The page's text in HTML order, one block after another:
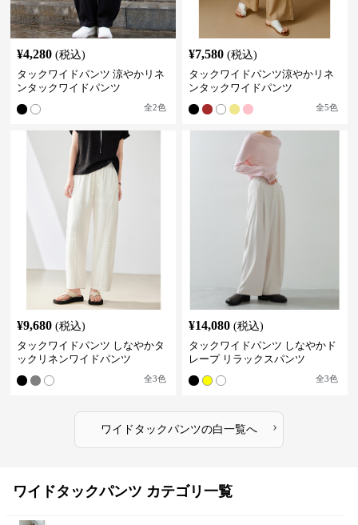
¥4,280 (税込)
タックワイドパンツ 涼やかリネ
ンタックワイドパンツ
全2色
¥7,580 (税込)
タックワイドパンツ涼やかリネ
ンタックワイドパンツ
全5色
¥9,680 (税込)
タックワイドパンツ しなやかタ
ックリネンワイドパンツ
全3色
¥14,080 (税込)
タックワイドパンツ しなやかド
レープ リラックスパンツ
全3色
ワイドタックパンツの白一覧へ ›
ワイドタックパンツ カテゴリ一覧